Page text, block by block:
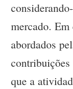
mercado.
abordados
contribuições
que a